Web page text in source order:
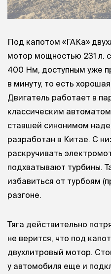
Под капотом «ГАКа»
мотор мощностью 231 л.
400 Нм, доступным уже
в минуту, то есть
Двигатель работает в
классическим
ставшей синонимом
разработан в Китае. С
раскручивать
подхватывают турбины.
избавиться от турбоям
разгоне.
Тяга действительно
не верится, что под
двухлитровый мотор.
у автомобиля еще и